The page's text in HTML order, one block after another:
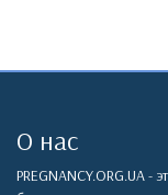
О нас
PREGNANCY.ORG.UA -